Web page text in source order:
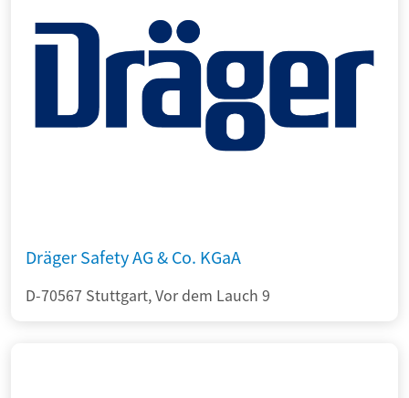
Dräger Safety AG & Co. KGaA
D-70567 Stuttgart, Vor dem Lauch 9